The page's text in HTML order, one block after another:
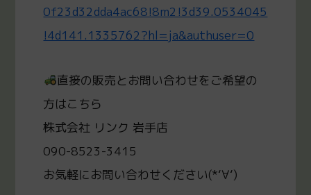
0f23d32dda4ac68!8m2!3d39.0534045
!4d141.1335762?hl=ja&authuser=0
直接の販売とお問い合わせをご希望の
方はこちら
株式会社 リンク 岩手店
090-8523-3415
お気軽にお問い合わせください(*‘∀‘)